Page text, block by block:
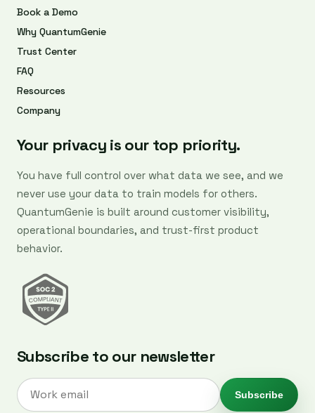
Book a Demo
Why QuantumGenie
Trust Center
FAQ
Resources
Company
Your privacy is our top priority.
You have full control over what data we see, and we
never use your data to train models for others.
QuantumGenie is built around customer visibility,
operational boundaries, and trust-first product
behavior.
Subscribe to our newsletter
Subscribe